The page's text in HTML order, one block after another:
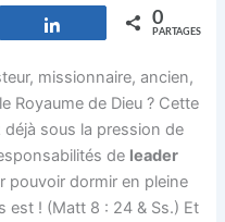
Partagez 0
PARTAGES
missionnaire, ancien,
Royaume de Dieu ? Cette
sous la pression de
de leader
pouvoir dormir en pleine
est ! (Matt 8 : 24 & Ss.) Et